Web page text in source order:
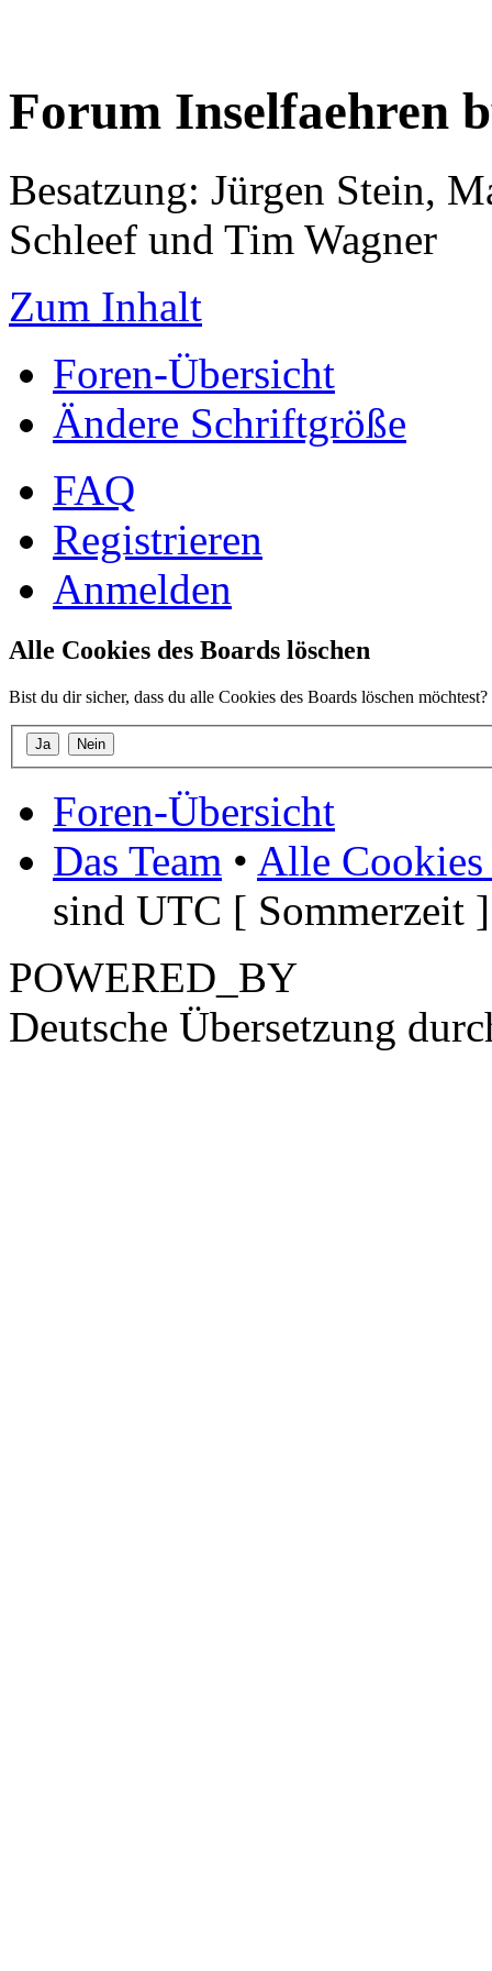
Forum Inselfaehren
Besatzung: Jürgen Stein,
Schleef und Tim Wagner
Zum Inhalt
Foren-Übersicht
Ändere Schriftgröße
FAQ
Registrieren
Anmelden
Alle Cookies des Boards löschen
Bist du dir sicher, dass du alle Cookies des Boards löschen möchtest?
Foren-Übersicht
Das Team • Alle Cookies
sind UTC [ Sommerzeit ]
POWERED_BY
Deutsche Übersetzung